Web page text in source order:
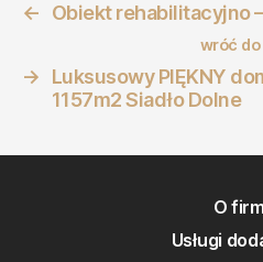
← Obiekt rehabilitacyjno
wróć do
→
Luksusowy PIĘKNY
1157m2 Siadło Dolne
O
Usługi